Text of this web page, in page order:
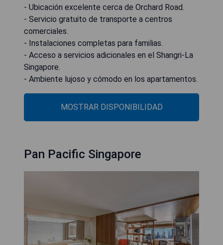
- Ubicación excelente cerca de Orchard Road.
- Servicio gratuito de transporte a centros
comerciales.
- Instalaciones completas para familias.
- Acceso a servicios adicionales en el Shangri-La
Singapore.
- Ambiente lujoso y cómodo en los apartamentos.
MOSTRAR DISPONIBILIDAD
Pan Pacific Singapore